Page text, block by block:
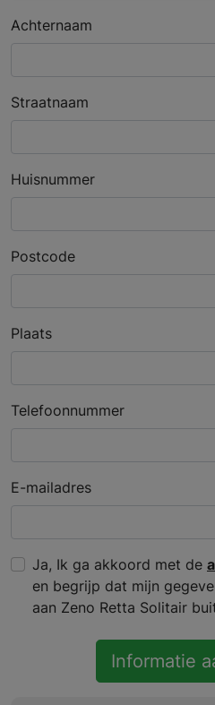
Achternaam
Straatnaam
Huisnummer
Postcode
Plaats
Telefoonnummer
E-mailadres
Ja, Ik ga akkoord met de
en begrijp dat mijn
aan Zeno Retta Solitair
Informatie